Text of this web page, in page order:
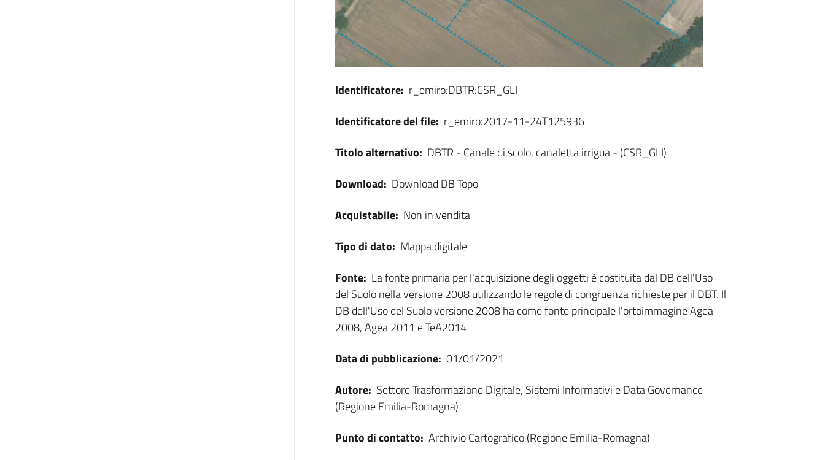
Identificatore: r_emiro:DBTR:CSR_GLI
Identificatore del file: r_emiro:2017-11-24T125936
Titolo alternativo: DBTR - Canale di scolo, canaletta irrigua - (CSR_GLI)
Download: Download DB Topo
Acquistabile: Non in vendita
Tipo di dato: Mappa digitale
Fonte: La fonte primaria per l'acquisizione degli oggetti è costituita dal DB dell'Uso
del Suolo nella versione 2008 utilizzando le regole di congruenza richieste per il DBT. Il
DB dell'Uso del Suolo versione 2008 ha come fonte principale l'ortoimmagine Agea
2008, Agea 2011 e TeA2014
Data di pubblicazione: 01/01/2021
Autore: Settore Trasformazione Digitale, Sistemi Informativi e Data Governance
(Regione Emilia-Romagna)
Punto di contatto: Archivio Cartografico (Regione Emilia-Romagna)